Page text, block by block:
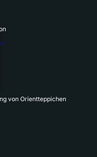
von Orientteppichen